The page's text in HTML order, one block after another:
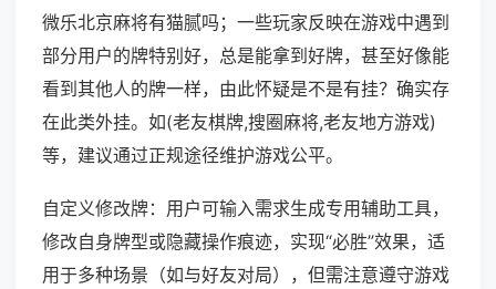
微乐北京麻将有猫腻吗；一些玩家反映在游戏中遇到
部分用户的牌特别好，总是能拿到好牌，甚至好像能
看到其他人的牌一样，由此怀疑是不是有挂？确实存
在此类外挂。如(老友棋牌,搜圈麻将,老友地方游戏)
等，建议通过正规途径维护游戏公平。
自定义修改牌：用户可输入需求生成专用辅助工具，
修改自身牌型或隐藏操作痕迹，实现“必胜”效果，适
用于多种场景（如与好友对局），但需注意遵守游戏